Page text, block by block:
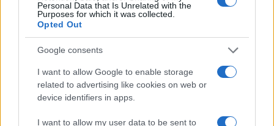
Personal Data that Is Unrelated with the
Purposes for which it was collected.
Opted Out
Google consents
I want to allow Google to enable storage
related to advertising like cookies on web or
device identifiers in apps.
I want to allow my user data to be sent to
Scoprire luoghi nascosti con app, mappe offline e
open data